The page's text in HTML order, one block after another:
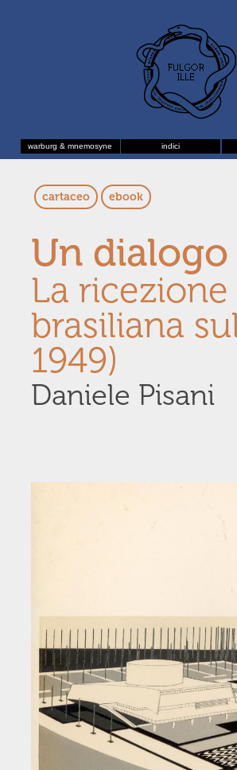
warburg & mnemosyne indici
cartaceo ebook
Un
La
brasiliana
1949)
Daniele Pisani